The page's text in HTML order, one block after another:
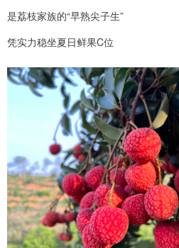
是荔枝家族的“早熟尖子生”
凭实力稳坐夏日鲜果C位